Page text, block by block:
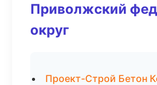
Приволжский
округ
Проект-Строй Бетон